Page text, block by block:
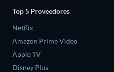
Top 5 Proveedores
Netflix
Amazon Prime Video
Apple TV
Disney Plus